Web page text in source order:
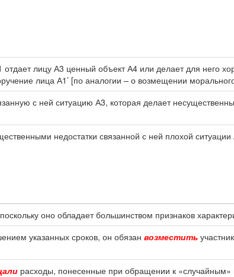
лицу А3 ценный объект А4 или делает для него
лица А1’ [по аналогии – о возмещении
с ней ситуацию А3, которая делает
недостатки связанной с ней плохой ситуации
оно обладает большинством признаков
указанных сроков, он обязан возместить
расходы, понесенные при обращении к «случайным»